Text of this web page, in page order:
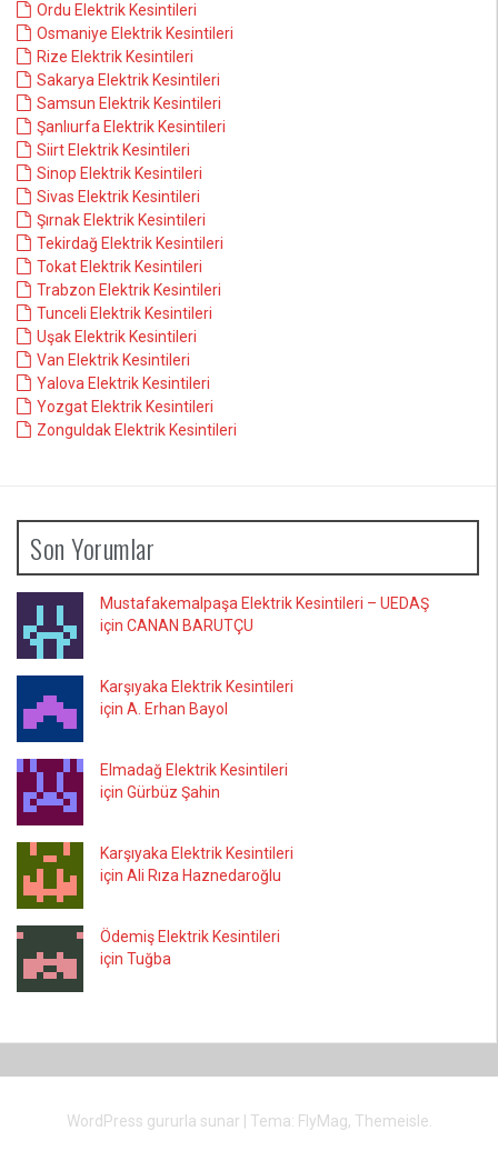
Ordu Elektrik Kesintileri
Osmaniye Elektrik Kesintileri
Rize Elektrik Kesintileri
Sakarya Elektrik Kesintileri
Samsun Elektrik Kesintileri
Şanlıurfa Elektrik Kesintileri
Siirt Elektrik Kesintileri
Sinop Elektrik Kesintileri
Sivas Elektrik Kesintileri
Şırnak Elektrik Kesintileri
Tekirdağ Elektrik Kesintileri
Tokat Elektrik Kesintileri
Trabzon Elektrik Kesintileri
Tunceli Elektrik Kesintileri
Uşak Elektrik Kesintileri
Van Elektrik Kesintileri
Yalova Elektrik Kesintileri
Yozgat Elektrik Kesintileri
Zonguldak Elektrik Kesintileri
Son Yorumlar
Mustafakemalpaşa Elektrik Kesintileri – UEDAŞ
için CANAN BARUTÇU
Karşıyaka Elektrik Kesintileri
için A. Erhan Bayol
Elmadağ Elektrik Kesintileri
için Gürbüz Şahin
Karşıyaka Elektrik Kesintileri
için Ali Rıza Haznedaroğlu
Ödemiş Elektrik Kesintileri
için Tuğba
WordPress gururla sunar Tema: FlyMag, Themeisle.